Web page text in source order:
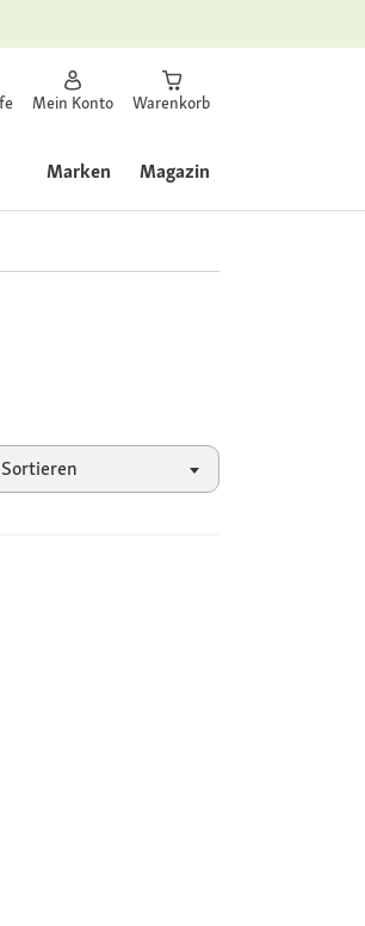
Mein Konto Warenkorb
Marken Magazin
Sortieren